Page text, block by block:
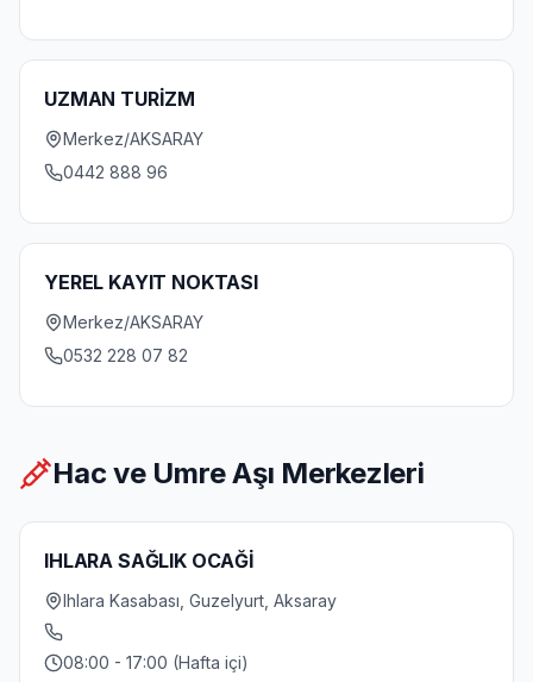
UZMAN TURİZM
Merkez/AKSARAY
0442 888 96
YEREL KAYIT NOKTASI
Merkez/AKSARAY
0532 228 07 82
Hac ve Umre Aşı Merkezleri
IHLARA SAĞLIK OCAĞİ
Ihlara Kasabası, Guzelyurt, Aksaray
08:00 - 17:00 (Hafta içi)